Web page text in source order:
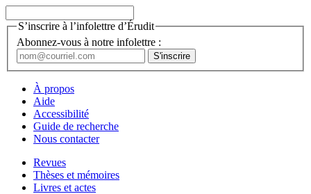
S’inscrire à l’infolettre d’Érudit
Abonnez-vous à notre infolettre :
À propos
Aide
Accessibilité
Guide de recherche
Nous contacter
Revues
Thèses et mémoires
Livres et actes